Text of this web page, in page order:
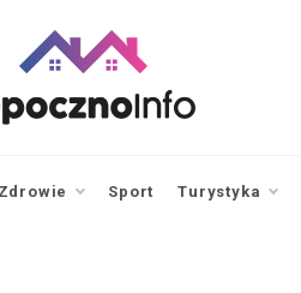
Zdrowie Sport Turystyka